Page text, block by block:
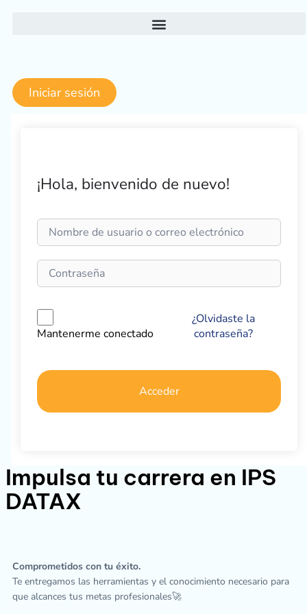
Iniciar sesión
¡Hola, bienvenido de nuevo!
Mantenerme conectado
¿Olvidaste la
contraseña?
Acceder
Impulsa tu carrera en IPS
DATAX
Comprometidos con tu éxito.
Te entregamos las herramientas y el conocimiento necesario para
que alcances tus metas profesionales🚀